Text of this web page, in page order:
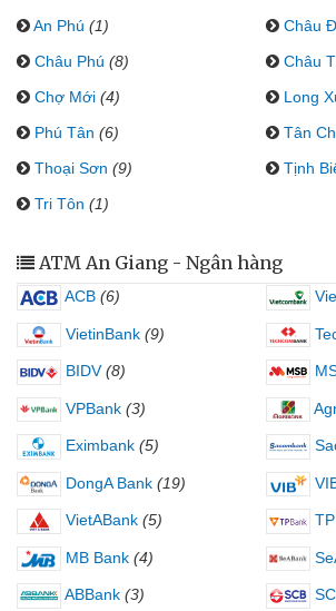
An Phú (1) Châu
Châu Phú (8) Châu
Chợ Mới (4) Long
Phú Tân (6) Tân
Thoại Sơn (9) Tịnh
Tri Tôn (1)
ATM An Giang - Ngân hàng
ACB (6)
VietinBank (9)
BIDV (8)
VPBank (3)
Eximbank (5)
DongA Bank (19)
VietABank (5)
MB Bank (4)
ABBank (3)